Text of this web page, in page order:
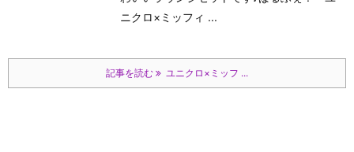
ニクロ×ミッフィ ...
記事を読む ユニクロ×ミッフ ...